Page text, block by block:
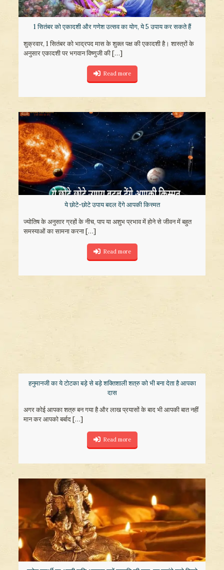
1 सितंबर को एकादशी और गणेश उत्सव का योग, ये 5 उपाय कर सकते हैं
शुक्रवार, 1 सितंबर को भाद्रपद मास के शुक्ल पक्ष की एकादशी है। शास्त्रों के
अनुसार एकादशी पर भगवान विष्णुजी की[…]
Read more
ये छोटे-छोटे उपाय बदल देंगे आपकी किस्मत
ज्योतिष के अनुसार ग्रहों के नीच, पाप या अशुभ प्रभाव में होने से जीवन में बहुत
समस्याओं का सामना करना[…]
Read more
हनुमानजी का ये टोटका बड़े से बड़े शक्तिशाली शत्रु को भी बना देता है आपका
दास
अगर कोई आपका शत्रु बन गया है और लाख प्रयासों के बाद भी आपकी बात नहीं
मान कर आपको बर्बाद[…]
Read more